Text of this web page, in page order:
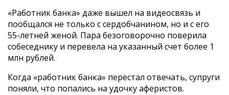
«Работник банка» даже вышел на видеосвязь и
пообщался не только с сердобчанином, но и с его
55-летней женой. Пара безоговорочно поверила
собеседнику и перевела на указанный счет более 1
млн рублей.
Когда «работник банка» перестал отвечать, супруги
поняли, что попались на удочку аферистов.